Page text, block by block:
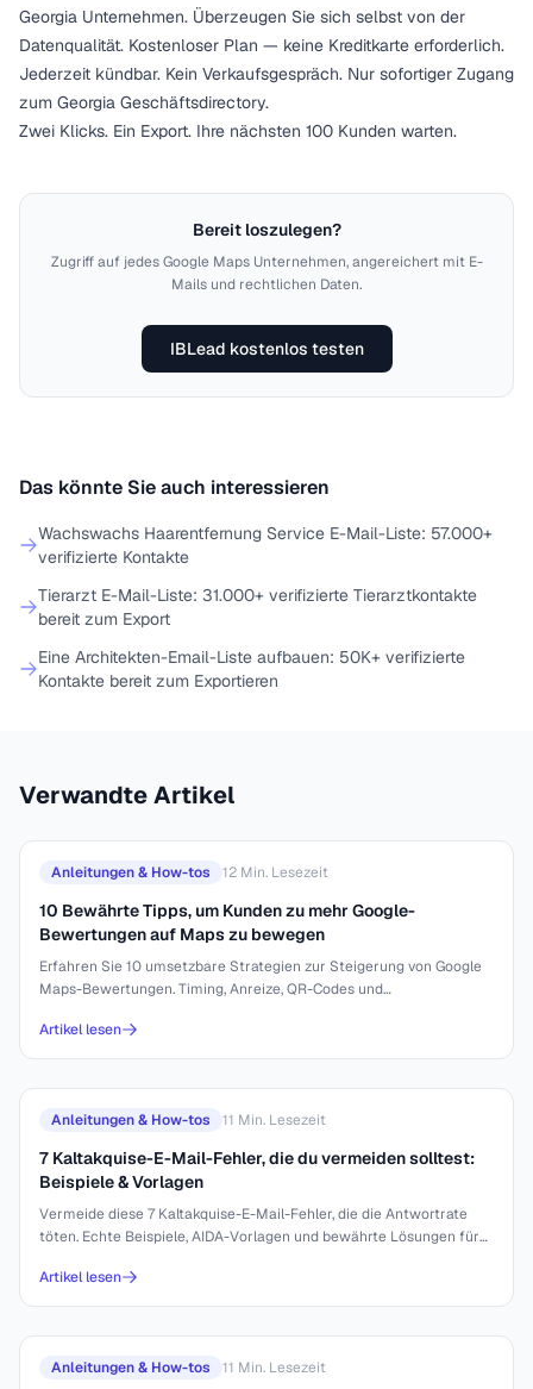
Georgia Unternehmen. Überzeugen Sie sich selbst von der
Datenqualität. Kostenloser Plan — keine Kreditkarte erforderlich.
Jederzeit kündbar. Kein Verkaufsgespräch. Nur sofortiger Zugang
zum Georgia Geschäftsdirectory.
Zwei Klicks. Ein Export. Ihre nächsten 100 Kunden warten.
Bereit loszulegen?
Zugriff auf jedes Google Maps Unternehmen, angereichert mit E-
Mails und rechtlichen Daten.
IBLead kostenlos testen
Das könnte Sie auch interessieren
Wachswachs Haarentfernung Service E-Mail-Liste: 57.000+
verifizierte Kontakte
Tierarzt E-Mail-Liste: 31.000+ verifizierte Tierarztkontakte
bereit zum Export
Eine Architekten-Email-Liste aufbauen: 50K+ verifizierte
Kontakte bereit zum Exportieren
Verwandte Artikel
Anleitungen & How-tos 12 Min. Lesezeit
10 Bewährte Tipps, um Kunden zu mehr Google-
Bewertungen auf Maps zu bewegen
Erfahren Sie 10 umsetzbare Strategien zur Steigerung von Google
Maps-Bewertungen. Timing, Anreize, QR-Codes und
Artikel lesen
Anleitungen & How-tos 11 Min. Lesezeit
7 Kaltakquise-E-Mail-Fehler, die du vermeiden solltest:
Beispiele & Vorlagen
Vermeide diese 7 Kaltakquise-E-Mail-Fehler, die die Antwortrate
töten. Echte Beispiele, AIDA-Vorlagen und bewährte Lösungen für
Artikel lesen
Anleitungen & How-tos 11 Min. Lesezeit